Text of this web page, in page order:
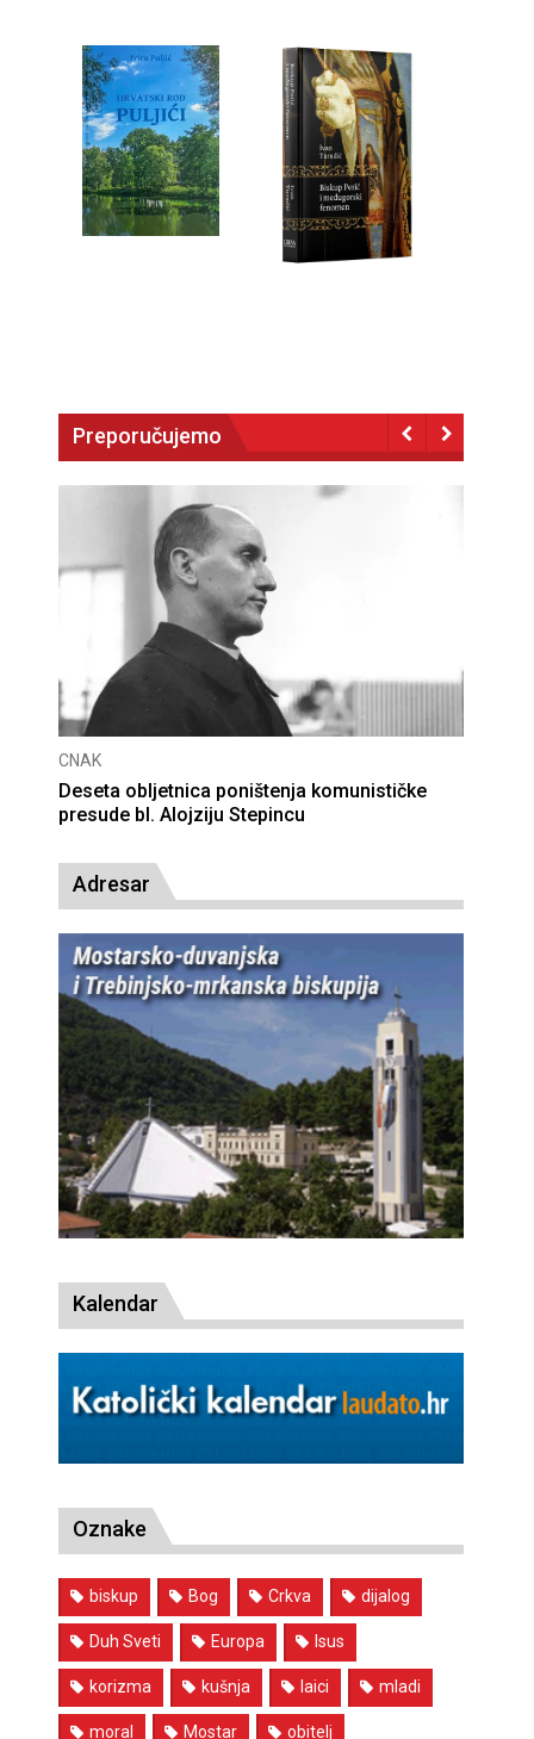
Preporučujemo
CNAK
Deseta obljetnica poništenja komunističke
presude bl. Alojziju Stepincu
Adresar
Kalendar
Oznake
biskup Bog Crkva dijalog
Duh Sveti Europa Isus
korizma kušnja laici mladi
moral Mostar obitelj